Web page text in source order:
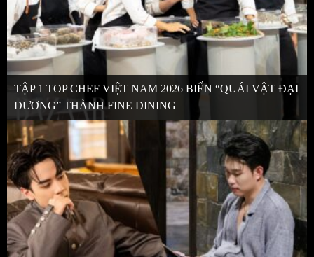
TẬP 1 TOP CHEF VIỆT NAM 2026 BIẾN “QUÁI VẬT ĐẠI
DƯƠNG” THÀNH FINE DINING